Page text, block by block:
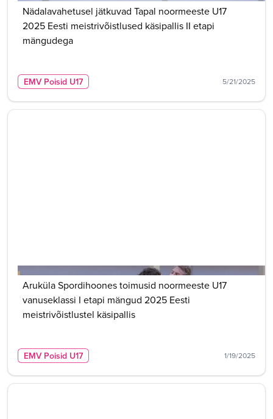
Nädalavahetusel jätkuvad Tapal noormeeste U17
2025 Eesti meistrivõistlused käsipallis II etapi
mängudega
EMV Poisid U17 5/21/2025
Aruküla Spordihoones toimusid noormeeste U17
vanuseklassi I etapi mängud 2025 Eesti
meistrivõistlustel käsipallis
EMV Poisid U17 1/19/2025